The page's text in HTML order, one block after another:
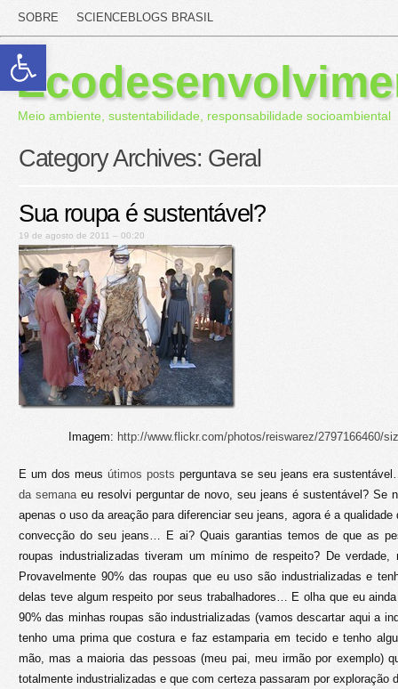
Abrir a barra de ferramentas
SOBRE SCIENCEBLOGS BRASIL
Meio ambiente, sustentabilidade, responsabilidade socioambiental
Category Archives: Geral
Sua roupa é sustentável?
19 de agosto de 2011 – 00:20
Imagem: http://www.flickr.com/photos/reiswarez/2797166460/
E um dos meus útimos posts perguntava se seu jeans era
da semanaeu resolvi perguntar de novo, seu jeans é sustentável? Se
apenas o uso da areação para diferenciar seu jeans, agora é a qualidade
convecção do seu jeans… E ai? Quais garantias temos de que as
roupas industrializadas tiveram um mínimo de respeito? De verdade,
Provavelmente 90% das roupas que eu uso são industrializadas e
delas teve algum respeito por seus trabalhadores… E olha que eu
90% das minhas roupas são industrializadas (vamos descartar aqui a
tenho uma prima que costura e faz estamparia em tecido e tenho
mão, mas a maioria das pessoas (meu pai, meu irmão por exemplo)
totalmente industrializadas e que com certeza passaram por exploração